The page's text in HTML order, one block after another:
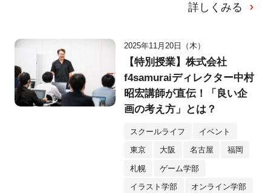
詳しくみる
2025年11月20日（木）
【特別授業】株式会社
f4samuraiディレクター中村
昭宏講師が直伝！「良い企
画の考え方」とは？
スクールライフ イベント
東京 大阪 名古屋 福岡
札幌 ゲーム学部
イラスト学部 オンライン学部